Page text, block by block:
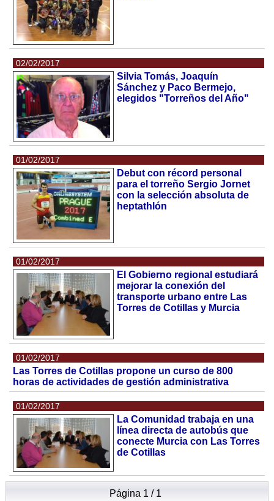
02/02/2017
Silvia Tomás, Joaquín
Sánchez y Paco Bermejo,
elegidos "Torreños del Año"
01/02/2017
Debut con récord personal
para el torreño Sergio Jornet
con la selección absoluta de
heptathlón
01/02/2017
El Gobierno regional estudiará
mejorar la conexión del
transporte urbano entre Las
Torres de Cotillas y Murcia
01/02/2017
Las Torres de Cotillas propone un curso de 800
horas de actividades de gestión administrativa
01/02/2017
La Comunidad trabaja en una
línea directa de autobús que
conecte Murcia con Las Torres
de Cotillas
Página 1 / 1